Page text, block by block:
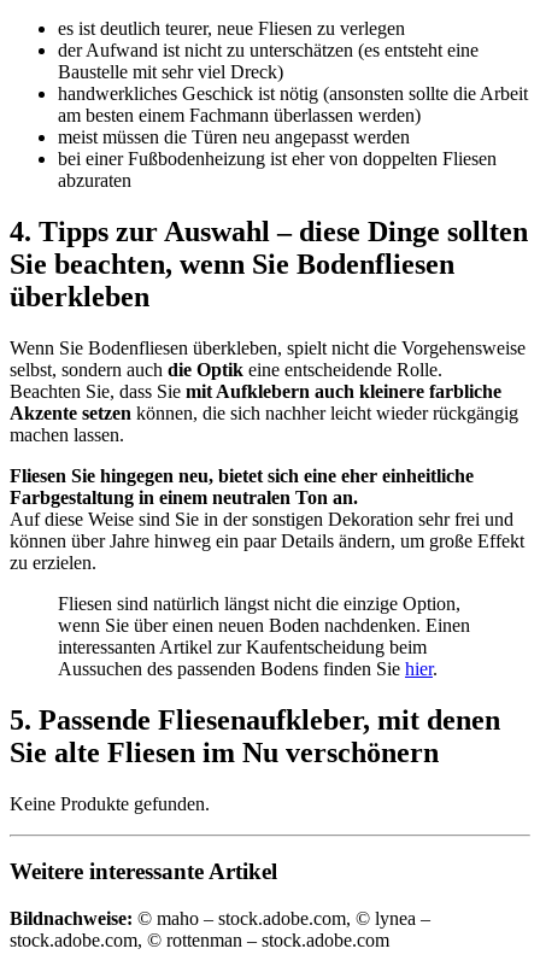
es ist deutlich teurer, neue Fliesen zu verlegen
der Aufwand ist nicht zu unterschätzen (es entsteht eine
Baustelle mit sehr viel Dreck)
handwerkliches Geschick ist nötig (ansonsten sollte die Arbeit
am besten einem Fachmann überlassen werden)
meist müssen die Türen neu angepasst werden
bei einer Fußbodenheizung ist eher von doppelten Fliesen
abzuraten
4. Tipps zur Auswahl – diese Dinge sollten
Sie beachten, wenn Sie Bodenfliesen
überkleben
Wenn Sie Bodenfliesen überkleben, spielt nicht die Vorgehensweise
selbst, sondern auch die Optik eine entscheidende Rolle.
Beachten Sie, dass Sie mit Aufklebern auch kleinere farbliche
Akzente setzen können, die sich nachher leicht wieder rückgängig
machen lassen.
Fliesen Sie hingegen neu, bietet sich eine eher einheitliche
Farbgestaltung in einem neutralen Ton an.
Auf diese Weise sind Sie in der sonstigen Dekoration sehr frei und
können über Jahre hinweg ein paar Details ändern, um große Effekt
zu erzielen.
Fliesen sind natürlich längst nicht die einzige Option,
wenn Sie über einen neuen Boden nachdenken. Einen
interessanten Artikel zur Kaufentscheidung beim
Aussuchen des passenden Bodens finden Sie hier.
5. Passende Fliesenaufkleber, mit denen
Sie alte Fliesen im Nu verschönern
Keine Produkte gefunden.
Weitere interessante Artikel
Bildnachweise: © maho – stock.adobe.com, © lynea –
stock.adobe.com, © rottenman – stock.adobe.com